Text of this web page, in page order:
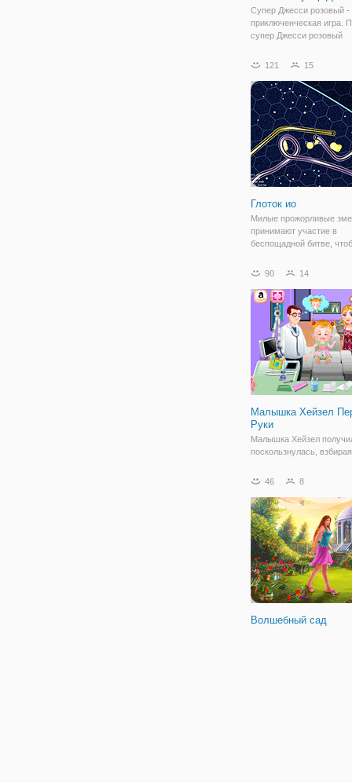
Супер Джесси розовый -
приключенческая игра.
супер Джесси розовый
сталкиваясь с
ловушки. Собирайте
зарабатывать на жизнь
121 15
Глоток ио
Милые прожорливые
принимают участие в
беспощадной битве,
Gulper. io. Собирайте
размер и свой счет, и
перехватить других
90 14
Малышка Хейзел
Руки
Малышка Хейзел
поскользнулась,
боли, когда ее рука
медицинского лечения.
Хейзел не может
46 8
Волшебный сад